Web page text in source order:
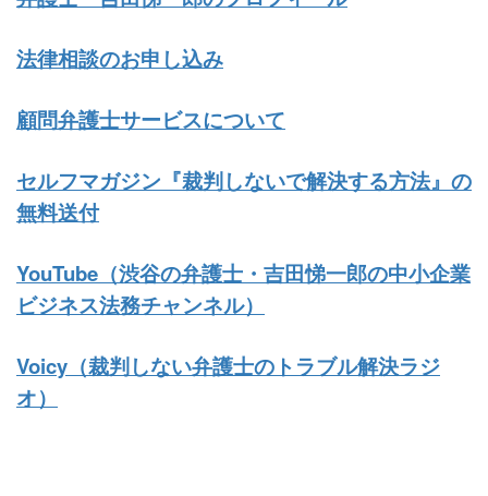
法律相談のお申し込み
顧問弁護士サービスについて
セルフマガジン『裁判しないで解決する方法』の
無料送付
YouTube（渋谷の弁護士・吉田悌一郎の中小企業
ビジネス法務チャンネル）
Voicy（裁判しない弁護士のトラブル解決ラジ
オ）